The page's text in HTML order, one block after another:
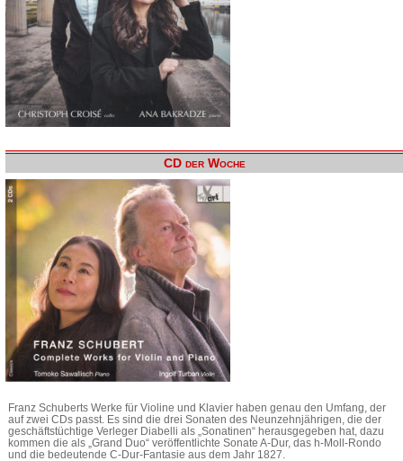
CD der Woche
Franz Schuberts Werke für Violine und Klavier haben genau den Umfang, der
auf zwei CDs passt. Es sind die drei Sonaten des Neunzehnjährigen, die der
geschäftstüchtige Verleger Diabelli als „Sonatinen“ herausgegeben hat, dazu
kommen die als „Grand Duo“ veröffentlichte Sonate A-Dur, das h-Moll-Rondo
und die bedeutende C-Dur-Fantasie aus dem Jahr 1827.